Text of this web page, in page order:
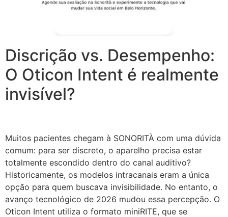
Discrição vs. Desempenho:
O Oticon Intent é realmente
invisível?
Muitos pacientes chegam à SONORITÀ com uma dúvida
comum: para ser discreto, o aparelho precisa estar
totalmente escondido dentro do canal auditivo?
Historicamente, os modelos intracanais eram a única
opção para quem buscava invisibilidade. No entanto, o
avanço tecnológico de 2026 mudou essa percepção. O
Oticon Intent utiliza o formato miniRITE, que se